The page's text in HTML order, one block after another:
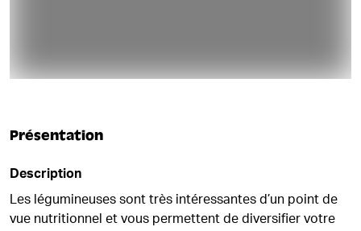
Présentation
Description
Les légumineuses sont très intéressantes d’un point de
vue nutritionnel et vous permettent de diversifier votre